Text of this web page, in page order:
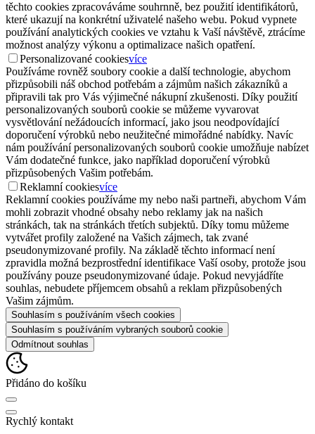
těchto cookies zpracováváme souhrnně, bez použití identifikátorů,
které ukazují na konkrétní uživatelé našeho webu. Pokud vypnete
používání analytických cookies ve vztahu k Vaší návštěvě, ztrácíme
možnost analýzy výkonu a optimalizace našich opatření.
Personalizované cookiesvíce
Používáme rovněž soubory cookie a další technologie, abychom
přizpůsobili náš obchod potřebám a zájmům našich zákazníků a
připravili tak pro Vás výjimečné nákupní zkušenosti. Díky použití
personalizovaných souborů cookie se můžeme vyvarovat
vysvětlování nežádoucích informací, jako jsou neodpovídající
doporučení výrobků nebo neužitečné mimořádné nabídky. Navíc
nám používání personalizovaných souborů cookie umožňuje nabízet
Vám dodatečné funkce, jako například doporučení výrobků
přizpůsobených Vašim potřebám.
Reklamní cookiesvíce
Reklamní cookies používáme my nebo naši partneři, abychom Vám
mohli zobrazit vhodné obsahy nebo reklamy jak na našich
stránkách, tak na stránkách třetích subjektů. Díky tomu můžeme
vytvářet profily založené na Vašich zájmech, tak zvané
pseudonymizované profily. Na základě těchto informací není
zpravidla možná bezprostřední identifikace Vaší osoby, protože jsou
používány pouze pseudonymizované údaje. Pokud nevyjádříte
souhlas, nebudete příjemcem obsahů a reklam přizpůsobených
Vašim zájmům.
Souhlasím s používáním všech cookies
Souhlasím s používáním vybraných souborů cookie
Odmítnout souhlas
Přidáno do košíku
Rychlý kontakt